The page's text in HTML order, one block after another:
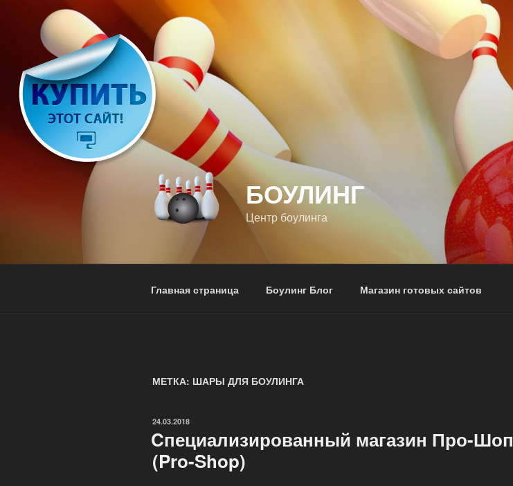
содержимому
БОУЛИНГ
Центр боулинга
Главная страница Боулинг Блог Магазин готовых сайтов
МЕТКА: ШАРЫ ДЛЯ БОУЛИНГА
ОПУБЛИКОВАНО
24.03.2018
Cпециализированный магазин Про-Шоп
(Pro-Shop)